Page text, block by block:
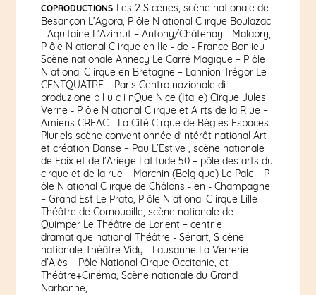
COPRODUCTIONS Les 2 S cènes, scène nationale de
Besançon L’Agora, P ôle N ational C irque Boulazac
- Aquitaine L’Azimut – Antony/Châtenay - Malabry,
P ôle N ational C irque en Ile - de - France Bonlieu
Scène nationale Annecy Le Carré Magique – P ôle
N ational C irque en Bretagne – Lannion Trégor Le
CENTQUATRE – Paris Centro nazionale di
produzione b l u c i nQue Nice (Italie) Cirque Jules
Verne - P ôle N ational C irque et A rts de la R ue –
Amiens CREAC - La Cité Cirque de Bègles Espaces
Pluriels scène conventionnée d'intérêt national Art
et création Danse – Pau L’Estive , scène nationale
de Foix et de l’Ariège Latitude 50 – pôle des arts du
cirque et de la rue – Marchin (Belgique) Le Palc – P
ôle N ational C irque de Châlons - en - Champagne
– Grand Est Le Prato, P ôle N ational C irque Lille
Théâtre de Cornouaille, scène nationale de
Quimper Le Théâtre de Lorient – centr e
dramatique national Théâtre - Sénart, S cène
nationale Théâtre Vidy - Lausanne La Verrerie
d’Alès – Pôle National Cirque Occitanie, et
Théâtre+Cinéma, Scène nationale du Grand
Narbonne,